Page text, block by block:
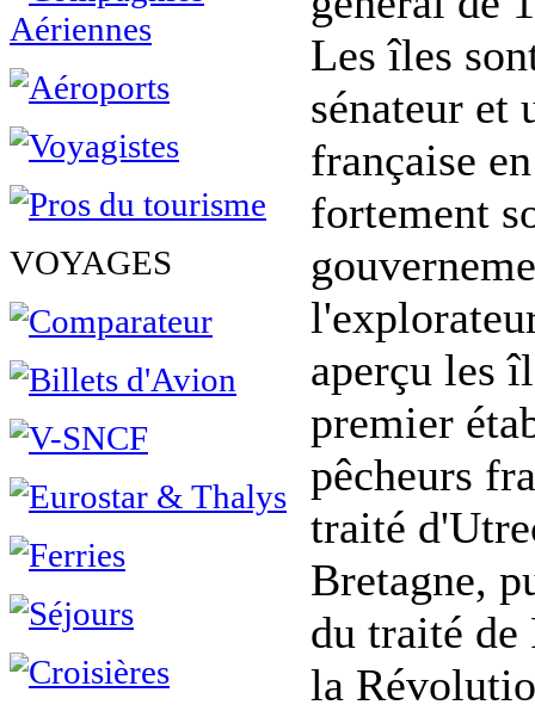
VOYAGES
Les îles
sénateur et
française
fortement
aperçu les
premier
pêcheurs
traité
Bretagne,
du traité de
la